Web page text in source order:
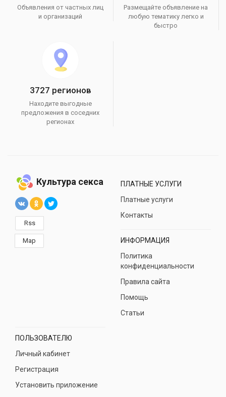
Объявления от частных лиц
и организаций
Размещайте объявление на
любую тематику легко и
быстро
3727 регионов
Находите выгодные
предложения в соседних
регионах
Культура секса
Rss
Map
ПЛАТНЫЕ УСЛУГИ
Платные услуги
Контакты
ИНФОРМАЦИЯ
Политика
конфиденциальности
Правила сайта
Помощь
Статьи
ПОЛЬЗОВАТЕЛЮ
Личный кабинет
Регистрация
Установить приложение